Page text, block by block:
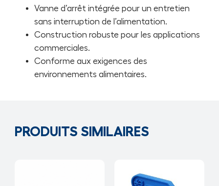
Vanne d’arrêt intégrée pour un entretien
sans interruption de l’alimentation.
Construction robuste pour les applications
commerciales.
Conforme aux exigences des
environnements alimentaires.
PRODUITS SIMILAIRES